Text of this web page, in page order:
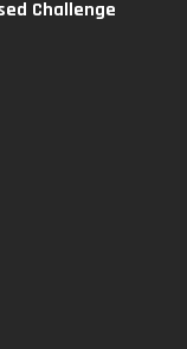
Challenge